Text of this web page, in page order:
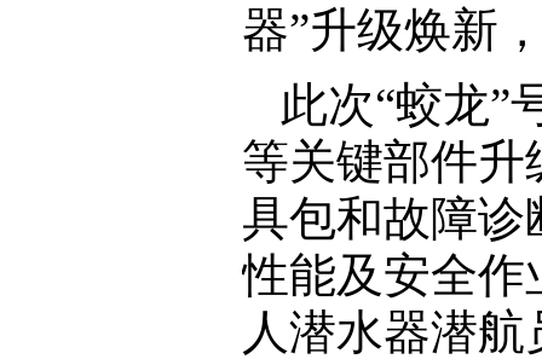
器”升级焕新
此次“蛟龙”
等关键部件
具包和故障诊
性能及安全作
人潜水器潜